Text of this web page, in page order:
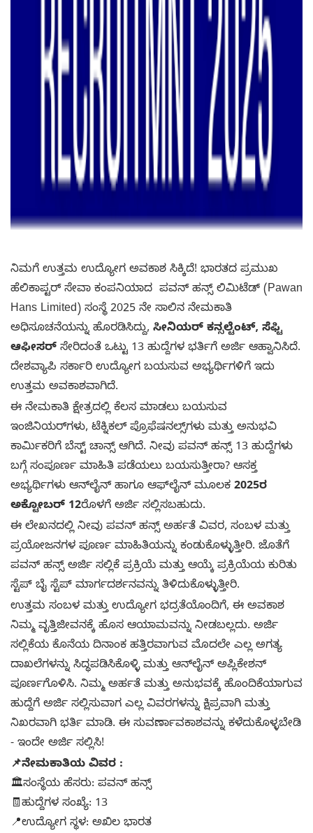
ನಿಮಗೆ ಉತ್ತಮ ಉದ್ಯೋಗ ಅವಕಾಶ ಸಿಕ್ಕಿದೆ! ಭಾರತದ ಪ್ರಮುಖ
ಹೆಲಿಕಾಪ್ಟರ್ ಸೇವಾ ಕಂಪನಿಯಾದ ಪವನ್ ಹನ್ಸ್ ಲಿಮಿಟೆಡ್ (Pawan
Hans Limited) ಸಂಸ್ಥೆ 2025 ನೇ ಸಾಲಿನ ನೇಮಕಾತಿ
ಅಧಿಸೂಚನೆಯನ್ನು ಹೊರಡಿಸಿದ್ದು, ಸೀನಿಯರ್ ಕನ್ಸಲ್ಟೆಂಟ್, ಸೆಫ್ಟಿ
ಆಫೀಸರ್ ಸೇರಿದಂತೆ ಒಟ್ಟು 13 ಹುದ್ದೆಗಳ ಭರ್ತಿಗೆ ಅರ್ಜಿ ಆಹ್ವಾನಿಸಿದೆ.
ದೇಶವ್ಯಾಪಿ ಸರ್ಕಾರಿ ಉದ್ಯೋಗ ಬಯಸುವ ಅಭ್ಯರ್ಥಿಗಳಿಗೆ ಇದು
ಉತ್ತಮ ಅವಕಾಶವಾಗಿದೆ.
ಈ ನೇಮಕಾತಿ ಕ್ಷೇತ್ರದಲ್ಲಿ ಕೆಲಸ ಮಾಡಲು ಬಯಸುವ
ಇಂಜಿನಿಯರ್‌ಗಳು, ಟೆಕ್ನಿಕಲ್ ಪ್ರೊಫೆಷನಲ್ಸ್‌ಗಳು ಮತ್ತು ಅನುಭವಿ
ಕಾರ್ಮಿಕರಿಗೆ ಬೆಸ್ಟ್ ಚಾನ್ಸ್ ಆಗಿದೆ. ನೀವು ಪವನ್ ಹನ್ಸ್ 13 ಹುದ್ದೆಗಳು
ಬಗ್ಗೆ ಸಂಪೂರ್ಣ ಮಾಹಿತಿ ಪಡೆಯಲು ಬಯಸುತ್ತೀರಾ? ಆಸಕ್ತ
ಅಭ್ಯರ್ಥಿಗಳು ಆನ್‌ಲೈನ್ ಹಾಗೂ ಆಫ್‌ಲೈನ್ ಮೂಲಕ 2025ರ
ಅಕ್ಟೋಬರ್ 12ರೊಳಗೆ ಅರ್ಜಿ ಸಲ್ಲಿಸಬಹುದು.
ಈ ಲೇಖನದಲ್ಲಿ ನೀವು ಪವನ್ ಹನ್ಸ್ ಅರ್ಹತೆ ವಿವರ, ಸಂಬಳ ಮತ್ತು
ಪ್ರಯೋಜನಗಳ ಪೂರ್ಣ ಮಾಹಿತಿಯನ್ನು ಕಂಡುಕೊಳ್ಳುತ್ತೀರಿ. ಜೊತೆಗೆ
ಪವನ್ ಹನ್ಸ್ ಅರ್ಜಿ ಸಲ್ಲಿಕೆ ಪ್ರಕ್ರಿಯೆ ಮತ್ತು ಆಯ್ಕೆ ಪ್ರಕ್ರಿಯೆಯ ಕುರಿತು
ಸ್ಟೆಪ್ ಬೈ ಸ್ಟೆಪ್ ಮಾರ್ಗದರ್ಶನವನ್ನು ತಿಳಿದುಕೊಳ್ಳುತ್ತೀರಿ.
ಉತ್ತಮ ಸಂಬಳ ಮತ್ತು ಉದ್ಯೋಗ ಭದ್ರತೆಯೊಂದಿಗೆ, ಈ ಅವಕಾಶ
ನಿಮ್ಮ ವೃತ್ತಿಜೀವನಕ್ಕೆ ಹೊಸ ಆಯಾಮವನ್ನು ನೀಡಬಲ್ಲದು. ಅರ್ಜಿ
ಸಲ್ಲಿಕೆಯ ಕೊನೆಯ ದಿನಾಂಕ ಹತ್ತಿರವಾಗುವ ಮೊದಲೇ ಎಲ್ಲ ಅಗತ್ಯ
ದಾಖಲೆಗಳನ್ನು ಸಿದ್ಧಪಡಿಸಿಕೊಳ್ಳಿ ಮತ್ತು ಆನ್‌ಲೈನ್ ಅಪ್ಲಿಕೇಶನ್
ಪೂರ್ಣಗೊಳಿಸಿ. ನಿಮ್ಮ ಅರ್ಹತೆ ಮತ್ತು ಅನುಭವಕ್ಕೆ ಹೊಂದಿಕೆಯಾಗುವ
ಹುದ್ದೆಗೆ ಅರ್ಜಿ ಸಲ್ಲಿಸುವಾಗ ಎಲ್ಲ ವಿವರಗಳನ್ನು ಕ್ಷಿಪ್ರವಾಗಿ ಮತ್ತು
ನಿಖರವಾಗಿ ಭರ್ತಿ ಮಾಡಿ. ಈ ಸುವರ್ಣಾವಕಾಶವನ್ನು ಕಳೆದುಕೊಳ್ಳಬೇಡಿ
- ಇಂದೇ ಅರ್ಜಿ ಸಲ್ಲಿಸಿ!
📌ನೇಮಕಾತಿಯ ವಿವರ :
🏛️ಸಂಸ್ಥೆಯ ಹೆಸರು: ಪವನ್ ಹನ್ಸ್
🧾ಹುದ್ದೆಗಳ ಸಂಖ್ಯೆ: 13
📍ಉದ್ಯೋಗ ಸ್ಥಳ: ಅಖಿಲ ಭಾರತ